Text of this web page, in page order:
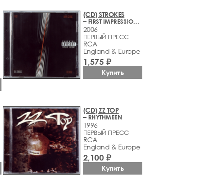
(CD) STROKES
– FIRST IMPRESSIONS OF EARTH
2006
ПЕРВЫЙ ПРЕСС
RCA
England & Europe
1,575 ₽
Купить
(CD) ZZ TOP
– RHYTHMEEN
1996
ПЕРВЫЙ ПРЕСС
RCA
England & Europe
2,100 ₽
Купить